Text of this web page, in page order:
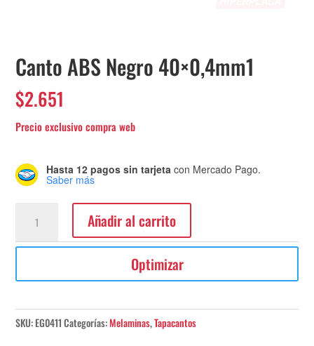
Canto ABS Negro 40×0,4mm1
$2.651
Hasta 12 pagos sin tarjeta con Mercado Pago.
Saber más
Negro
cantidad
Añadir al carrito
Optimizar
SKU:EG0411 Categorías:Melaminas,Tapacantos